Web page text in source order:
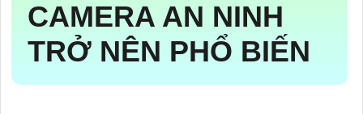
CAMERA AN NINH
TRỞ NÊN PHỔ BIẾN